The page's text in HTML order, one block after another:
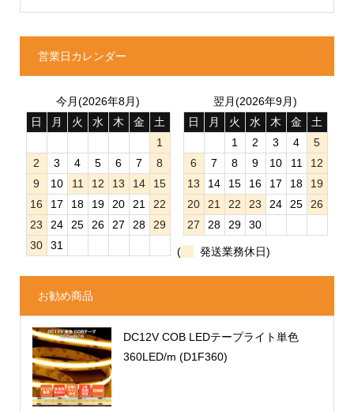
営業日カレンダー
今月(2026年8月)
日
月 火 水 木 金
土
1
2
3 4 5 6 7
8
9
10 11 12 13 14
15
16
17 18 19 20 21
22
23
24 25 26 27 28
29
30
31
翌月(2026年9月)
日
月 火 水 木 金
土
1
2 3 4
5
6
7 8 9 10 11
12
13
14 15 16 17 18
19
20
21 22 23 24 25
26
27
28 29 30
( 発送業務休日)
お勧め商品
DC12V COB LEDテープライト単色
360LED/m (D1F360)